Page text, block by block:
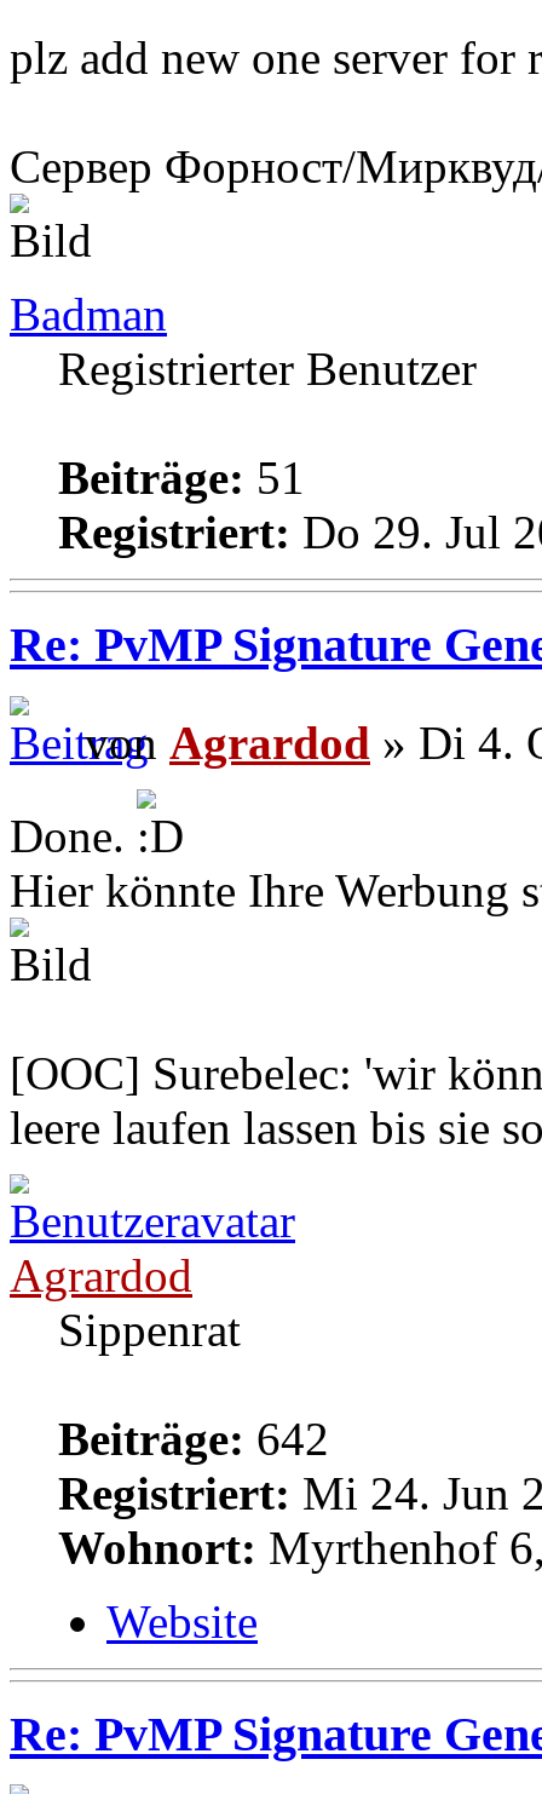
plz add new one server for
Сервер Форност/
Badman
Registrierter Benutzer
Beiträge: 51
Registriert: Do 29. Jul
Re: PvMP Signature
von Agrardod » Di 4.
Done.
Hier könnte Ihre Werbung
[OOC] Surebelec: 'wir
leere laufen lassen bis sie
Agrardod
Sippenrat
Beiträge: 642
Registriert: Mi 24. Jun
Wohnort: Myrthenhof
Website
Re: PvMP Signature